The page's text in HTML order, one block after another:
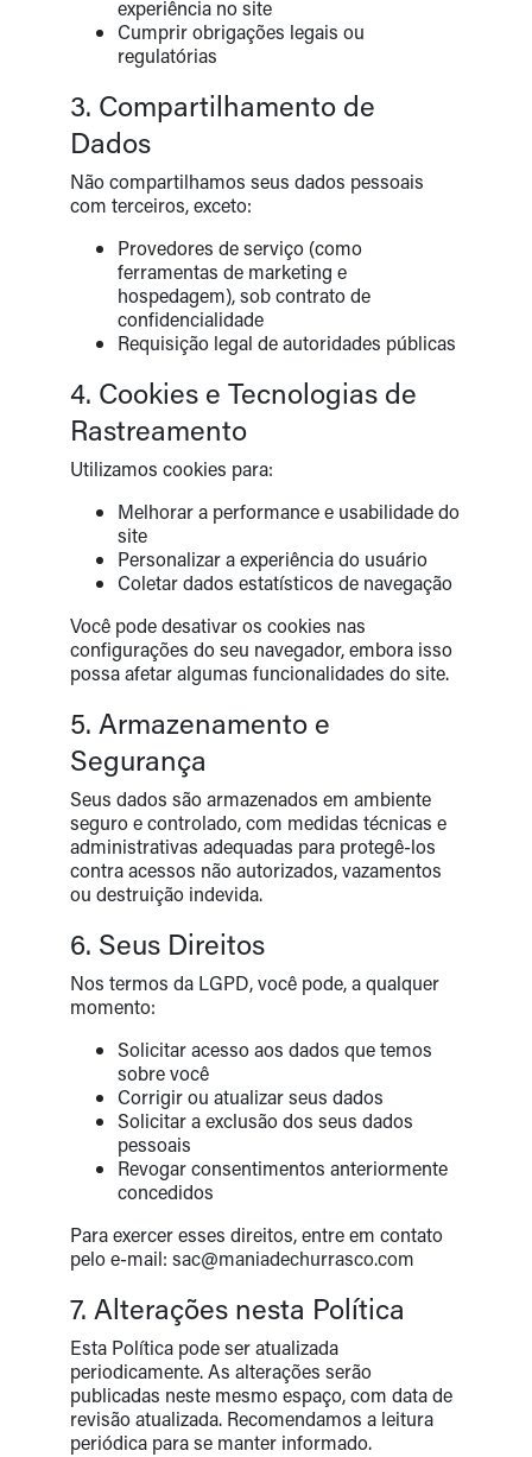
experiência no site
Cumprir obrigações legais ou
regulatórias
3. Compartilhamento de
Dados
Não compartilhamos seus dados pessoais
com terceiros, exceto:
Provedores de serviço (como
ferramentas de marketing e
hospedagem), sob contrato de
confidencialidade
Requisição legal de autoridades públicas
4. Cookies e Tecnologias de
Rastreamento
Utilizamos cookies para:
Melhorar a performance e usabilidade do
site
Personalizar a experiência do usuário
Coletar dados estatísticos de navegação
Você pode desativar os cookies nas
configurações do seu navegador, embora isso
possa afetar algumas funcionalidades do site.
5. Armazenamento e
Segurança
Seus dados são armazenados em ambiente
seguro e controlado, com medidas técnicas e
administrativas adequadas para protegê-los
contra acessos não autorizados, vazamentos
ou destruição indevida.
6. Seus Direitos
Nos termos da LGPD, você pode, a qualquer
momento:
Solicitar acesso aos dados que temos
sobre você
Corrigir ou atualizar seus dados
Solicitar a exclusão dos seus dados
pessoais
Revogar consentimentos anteriormente
concedidos
Para exercer esses direitos, entre em contato
pelo e-mail: sac@maniadechurrasco.com
7. Alterações nesta Política
Esta Política pode ser atualizada
periodicamente. As alterações serão
publicadas neste mesmo espaço, com data de
revisão atualizada. Recomendamos a leitura
periódica para se manter informado.